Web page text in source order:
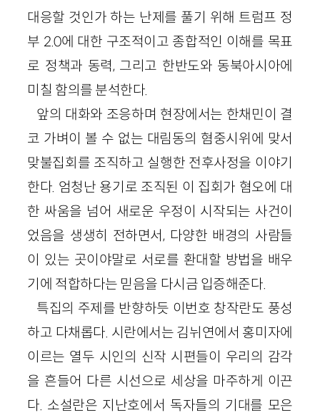
대응할 것인가 하는 난제를 풀기 위해 트럼프 정
부 2.0에 대한 구조적이고 종합적인 이해를 목표
로 정책과 동력, 그리고 한반도와 동북아시아에
미칠 함의를 분석한다.
앞의 대화와 조응하며 현장에서는 한채민이 결
코 가벼이 볼 수 없는 대림동의 혐중시위에 맞서
맞불집회를 조직하고 실행한 전후사정을 이야기
한다. 엄청난 용기로 조직된 이 집회가 혐오에 대
한 싸움을 넘어 새로운 우정이 시작되는 사건이
었음을 생생히 전하면서, 다양한 배경의 사람들
이 있는 곳이야말로 서로를 환대할 방법을 배우
기에 적합하다는 믿음을 다시금 입증해준다.
특집의 주제를 반향하듯 이번호 창작란도 풍성
하고 다채롭다. 시란에서는 김뉘연에서 홍미자에
이르는 열두 시인의 신작 시편들이 우리의 감각
을 흔들어 다른 시선으로 세상을 마주하게 이끈
다. 소설란은 지난호에서 독자들의 기대를 모은